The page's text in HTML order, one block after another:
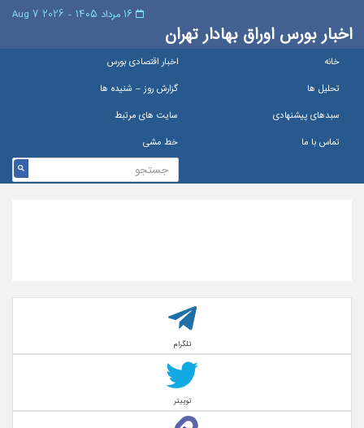
اخبار بورس اوراق بهادار تهران
خانه
اخبار اقتصادی بورس
تحلیل ها
گزارش روز – شنيده ها
سبدهای پیشنهادی
سایت های مرتبط
تماس با ما
خط مشی
تلگرام
توییتر